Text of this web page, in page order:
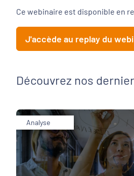
Ce webinaire est disponible en
J'accède au replay du
Découvrez nos
Analyse